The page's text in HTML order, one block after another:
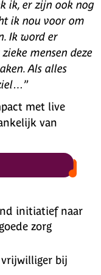
ik, er zijn ook nog
ik nou voor om
Ik word er
mensen deze
Als alles
”
met live
van
initiatief naar
zorg
bij